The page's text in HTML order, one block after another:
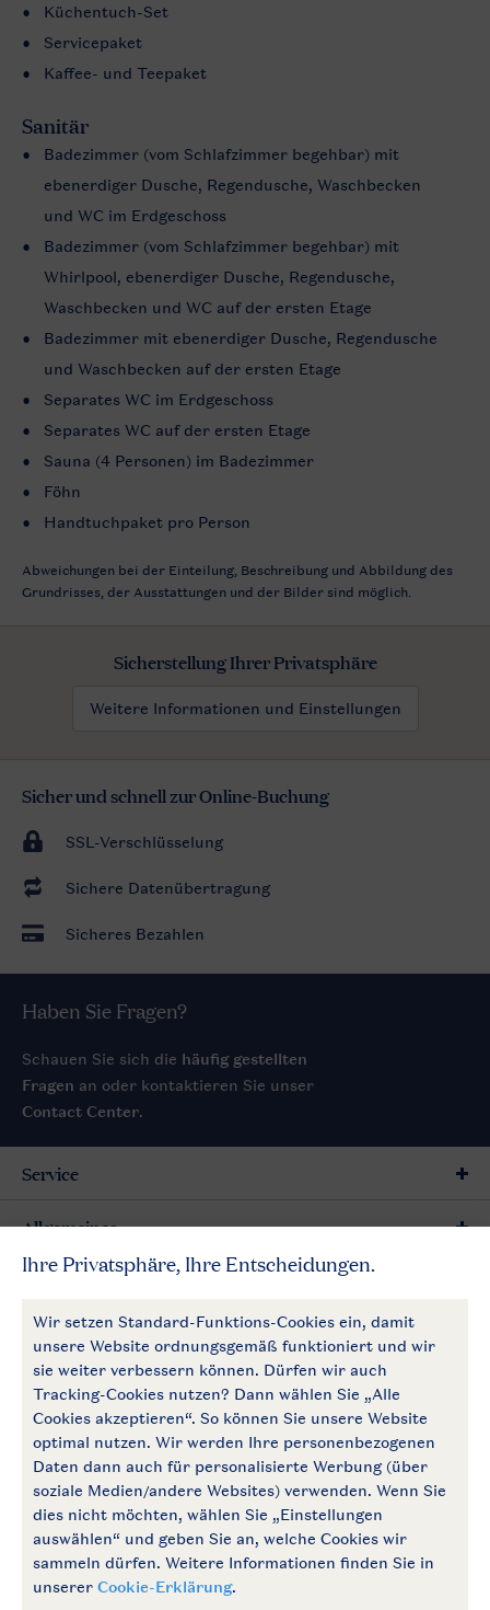
Küchentuch-Set
Servicepaket
Kaffee- und Teepaket
Sanitär
Badezimmer (vom Schlafzimmer begehbar) mit
ebenerdiger Dusche, Regendusche, Waschbecken
und WC im Erdgeschoss
Badezimmer (vom Schlafzimmer begehbar) mit
Whirlpool, ebenerdiger Dusche, Regendusche,
Waschbecken und WC auf der ersten Etage
Badezimmer mit ebenerdiger Dusche, Regendusche
und Waschbecken auf der ersten Etage
Separates WC im Erdgeschoss
Separates WC auf der ersten Etage
Sauna (4 Personen) im Badezimmer
Föhn
Handtuchpaket pro Person
Abweichungen bei der Einteilung, Beschreibung und Abbildung des
Grundrisses, der Ausstattungen und der Bilder sind möglich.
Sicherstellung Ihrer Privatsphäre
Weitere Informationen und Einstellungen
Sicher und schnell zur Online-Buchung
SSL-Verschlüsselung
Sichere Datenübertragung
Sicheres Bezahlen
Haben Sie Fragen?
Schauen Sie sich die häufig gestellten
Fragen an oder kontaktieren Sie unser
Contact Center.
Follow Us
facebookinstagram
Zum Newsletter anmelden
Service
Allgemeines
Mehr Landal
Zahlungsmöglichkeiten